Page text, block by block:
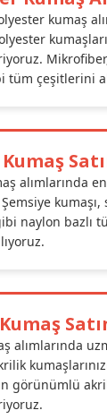
kumaş
tüm çeşitlerini
alımlarında
naylon bazlı
alımlarında
görünümlü